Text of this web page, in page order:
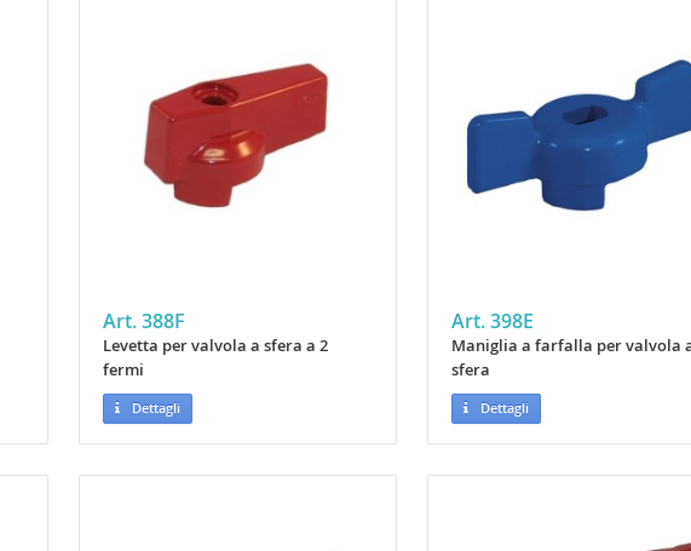
Art. 388F
Levetta per valvola a sfera a 2
fermi
Dettagli
Art. 398E
Maniglia a farfalla per valvola
sfera
Dettagli